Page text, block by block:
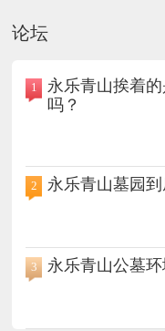
论坛
1
永乐青山挨着
吗？
2 永乐青山墓园
3 永乐青山公墓环